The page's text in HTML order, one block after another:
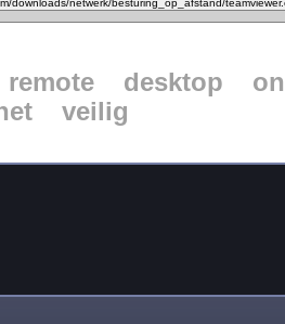
remote desktop
veilig